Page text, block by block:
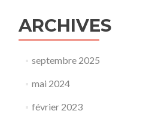
ARCHIVES
septembre 2025
mai 2024
février 2023